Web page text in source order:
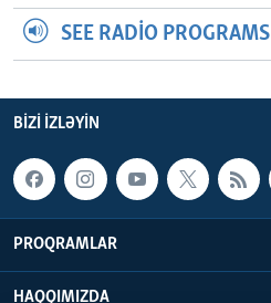
SEE RADIO PROGRAMS
BIZI IZLƏYIN
PROQRAMLAR
HAQQIMIZDA